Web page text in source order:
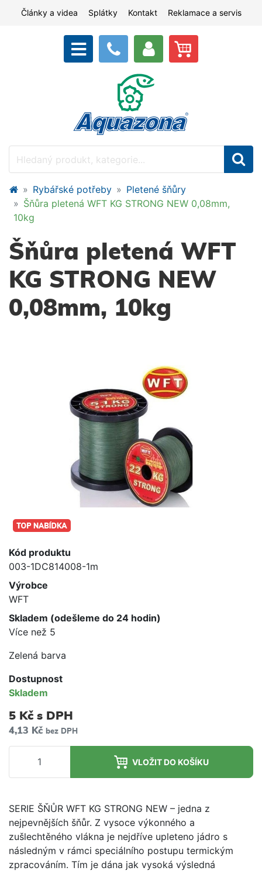
Články a videa Splátky Kontakt Reklamace a servis
Rybářské potřeby
Pletené šňůry
Šňůra pletená WFT KG STRONG NEW 0,08mm,
10kg
Šňůra pletená WFT
KG STRONG NEW
0,08mm, 10kg
Kód produktu
003-1DC814008-1m
Výrobce
WFT
Skladem (odešleme do 24 hodin)
Více než 5
Zelená barva
Dostupnost
Skladem
5 Kč s DPH
4,13 Kč bez DPH
VLOŽIT DO KOŠÍKU
SERIE ŠŇŮR WFT KG STRONG NEW – jedna z
nejpevnějších šňůr. Z vysoce výkonného a
zušlechtěného vlákna je nejdříve upleteno jádro s
následným v rámci speciálního postupu termickým
zpracováním. Tím je dána jak vysoká výsledná